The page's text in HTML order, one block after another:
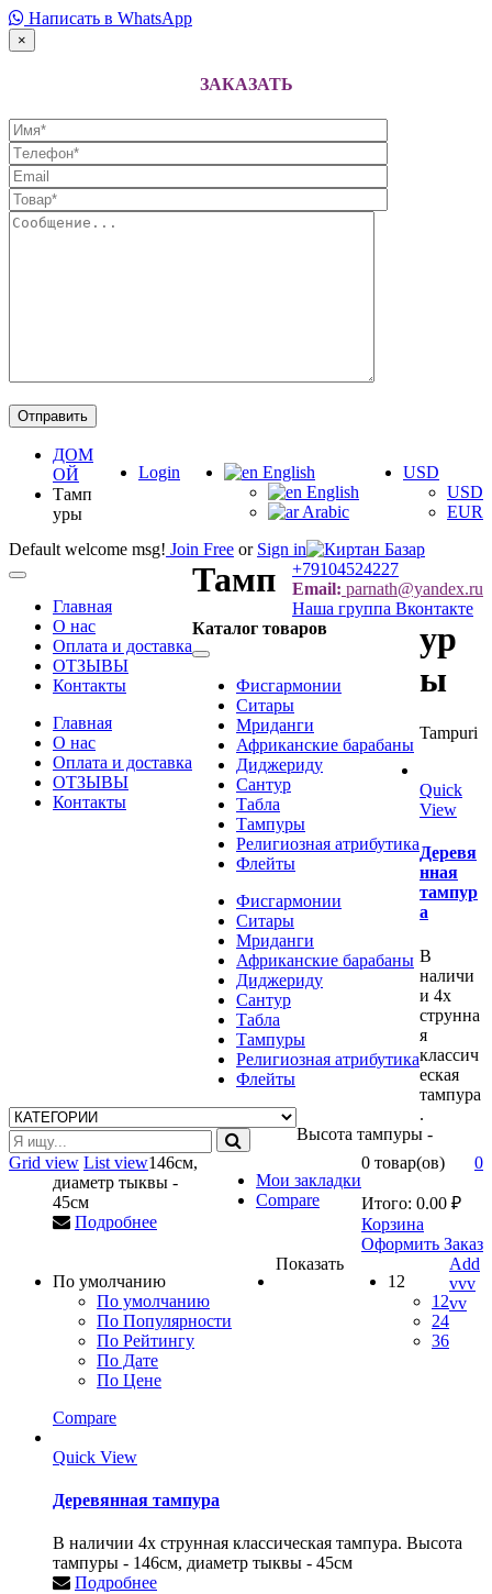
Написать в WhatsApp
×
ЗАКАЗАТЬ
USD
USD
EUR
English
English
Arabic
Login
Default welcome msg! Join Free or Sign in
Categories
Главная
О нас
Оплата и доставка
ОТЗЫВЫ
Контакты
Главная
О нас
Оплата и доставка
ОТЗЫВЫ
Контакты
+79104524227
Email: parnath@yandex.ru
Наша группа Вконтакте
Каталог товаров
Categories
Фисгармонии
Ситары
Мриданги
Африканские барабаны
Диджериду
Сантур
Табла
Тампуры
Религиозная атрибутика
Флейты
Фисгармонии
Ситары
Мриданги
Африканские барабаны
Диджериду
Сантур
Табла
Тампуры
Религиозная атрибутика
Флейты
0
0 товар(ов)
Итого: 0.00 ₽
Корзина
Оформить Заказ
Мои закладки
Compare
ДОМ
ОЙ
Тамп
уры
Тамп
ур
ы
Tampuri
Grid view List view
По умолчанию
По умолчанию
По Популярности
По Рейтингу
По Дате
По Цене
Показать
12
12
24
36
Quick
View
Деревя
нная
тампур
а
В
наличи
и 4х
струнна
я
классич
еская
тампура
.
Высота тампуры -
146см,
диаметр тыквы -
45см
Подробнее
Add
vvv
vv
Compare
Quick View
Деревянная тампура
В наличии 4х струнная классическая тампура. Высота
тампуры - 146см, диаметр тыквы - 45см
Подробнее